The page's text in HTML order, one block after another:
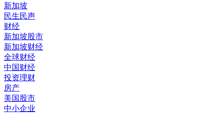
新加坡
民生民声
财经
新加坡股市
新加坡财经
全球财经
中国财经
投资理财
房产
美国股市
中小企业